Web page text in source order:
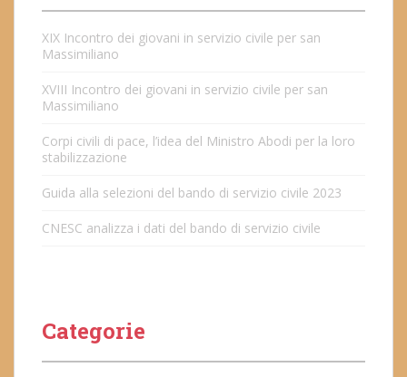
XIX Incontro dei giovani in servizio civile per san
Massimiliano
XVIII Incontro dei giovani in servizio civile per san
Massimiliano
Corpi civili di pace, l’idea del Ministro Abodi per la loro
stabilizzazione
Guida alla selezioni del bando di servizio civile 2023
CNESC analizza i dati del bando di servizio civile
Categorie